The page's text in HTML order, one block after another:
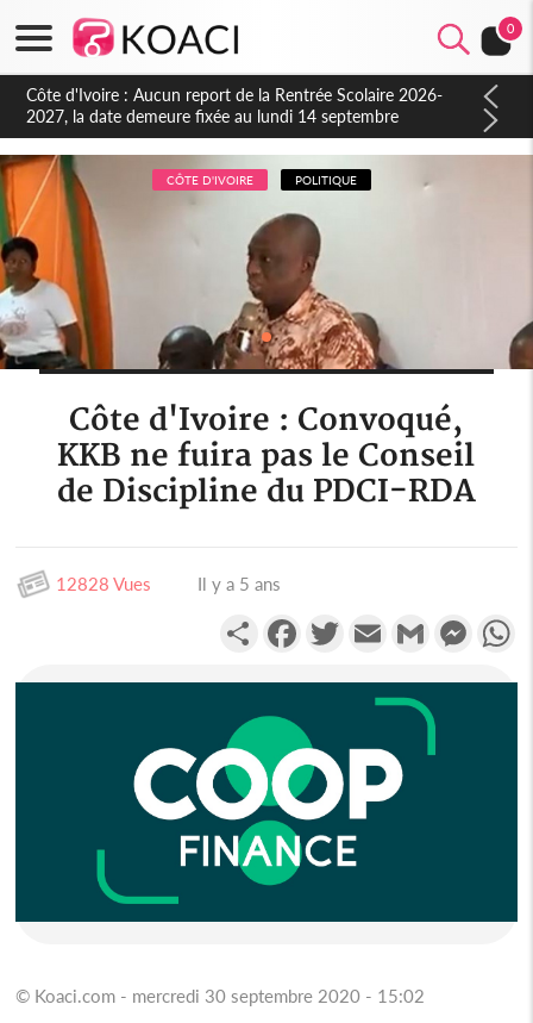
0
Côte d'Ivoire : Indépendance à Blahou, le sous-préfet : « La
fête nous invite à mesurer le chemin parcouru et à renouveler
notre engagement collectif en faveur du développement »
CÔTE D'IVOIRE POLITIQUE
Côte d'Ivoire : Convoqué,
KKB ne fuira pas le Conseil
de Discipline du PDCI-RDA
12828 Vues Il y a 5 ans
PartagerFacebookTwitterEmail Gmail
© Koaci.com - mercredi 30 septembre 2020 - 15:02